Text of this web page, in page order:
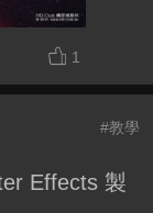
1
#教學
Effects 製